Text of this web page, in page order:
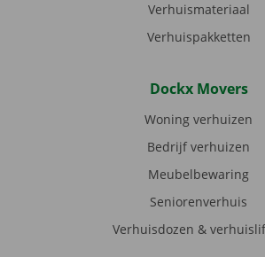
Verhuismateriaal
Verhuispakketten
Dockx Movers
Woning verhuizen
Bedrijf verhuizen
Meubelbewaring
Seniorenverhuis
Verhuisdozen &